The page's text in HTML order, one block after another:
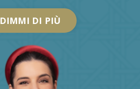
DIMMI DI PIÙ